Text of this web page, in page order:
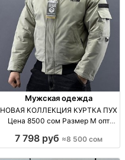
Мужская одежда
НОВАЯ КОЛЛЕКЦИЯ КУРТКА ПУХ
Цена 8500 сом Размер M опт
7 798 руб ≈8 500 сом